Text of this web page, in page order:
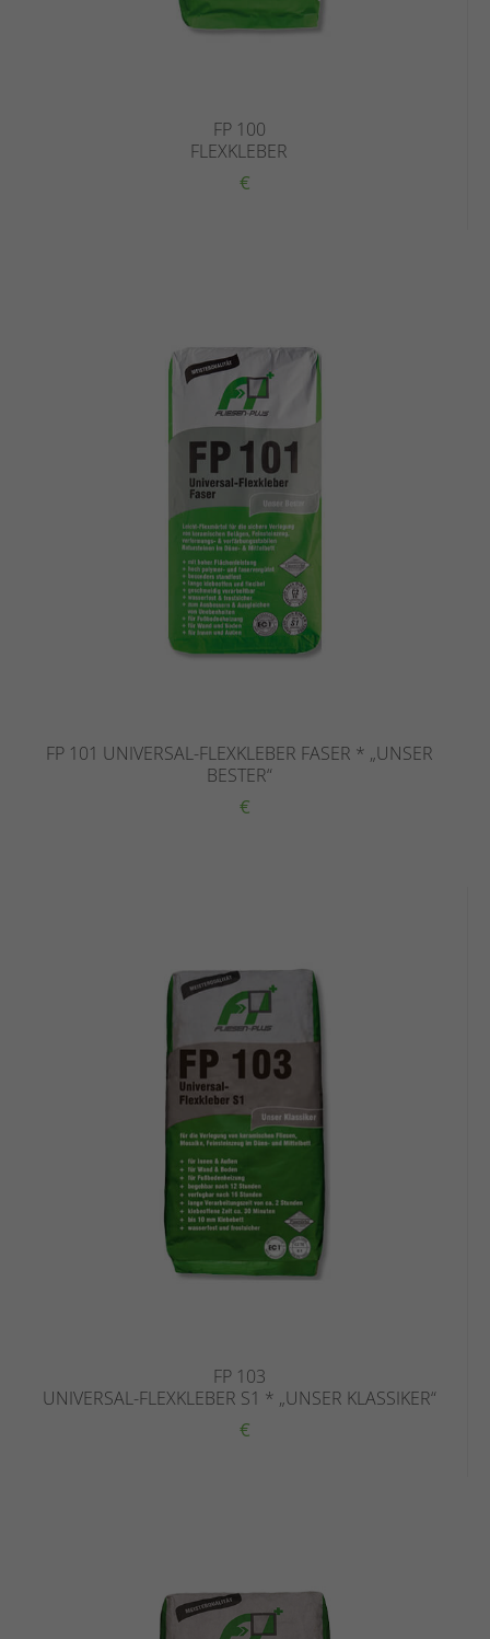
FP 100
FLEXKLEBER
€
FP 101 UNIVERSAL-FLEXKLEBER FASER * „UNSER
BESTER“
€
FP 103
UNIVERSAL-FLEXKLEBER S1 * „UNSER KLASSIKER“
€